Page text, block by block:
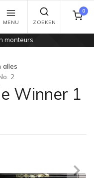
monteurs
MENU ZOEKEN
0
alles
2
Winner 1